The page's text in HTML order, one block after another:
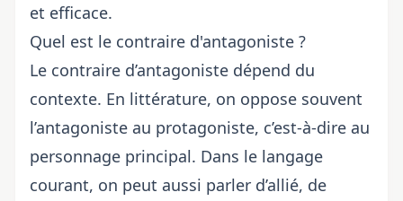
et efficace.
Quel est le contraire d'antagoniste ?
Le contraire d’antagoniste dépend du
contexte. En littérature, on oppose souvent
l’antagoniste au protagoniste, c’est-à-dire au
personnage principal. Dans le langage
courant, on peut aussi parler d’allié, de